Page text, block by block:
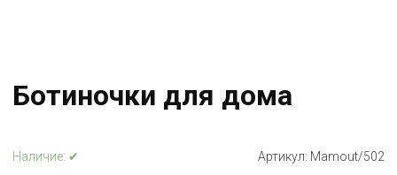
Ботиночки для дома
Наличие: ✔ Артикул: Mamout/502